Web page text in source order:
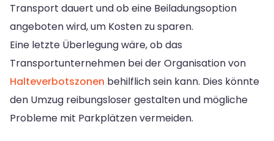
Transport dauert und ob eine Beiladungsoption
angeboten wird, um Kosten zu sparen.
Eine letzte Überlegung wäre, ob das
Transportunternehmen bei der Organisation von
Halteverbotszonen behilflich sein kann. Dies könnte
den Umzug reibungsloser gestalten und mögliche
Probleme mit Parkplätzen vermeiden.